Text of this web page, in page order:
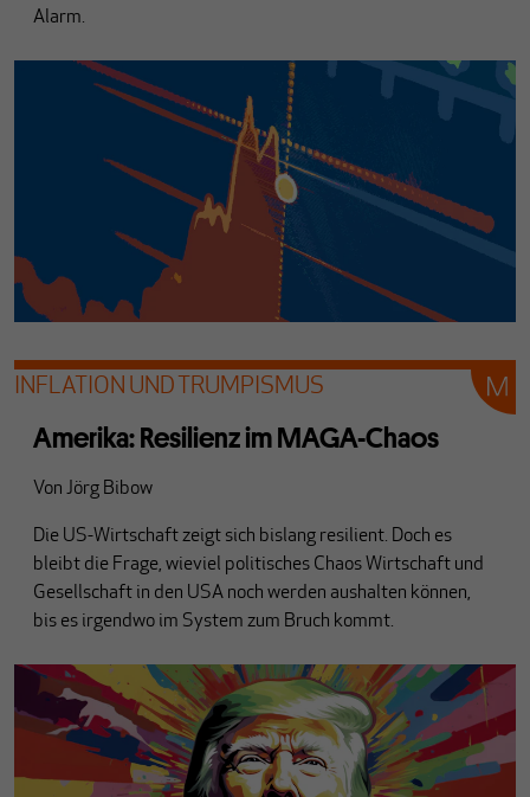
Alarm.
INFLATION UND TRUMPISMUS
Amerika: Resilienz im MAGA-Chaos
Von Jörg Bibow
Die US-Wirtschaft zeigt sich bislang resilient. Doch es
bleibt die Frage, wieviel politisches Chaos Wirtschaft und
Gesellschaft in den USA noch werden aushalten können,
bis es irgendwo im System zum Bruch kommt.